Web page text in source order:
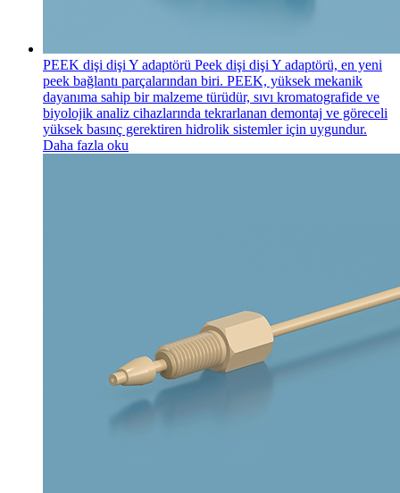
PEEK dişi dişi Y adaptörü Peek dişi dişi Y adaptörü, en yeni
peek bağlantı parçalarından biri. PEEK, yüksek mekanik
dayanıma sahip bir malzeme türüdür, sıvı kromatografide ve
biyolojik analiz cihazlarında tekrarlanan demontaj ve göreceli
yüksek basınç gerektiren hidrolik sistemler için uygundur.
Daha fazla oku